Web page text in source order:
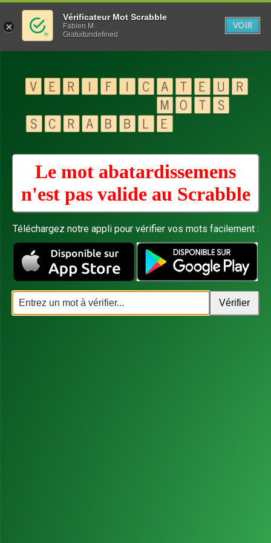
Le mot abatardissemens
n'est pas valide au Scrabble
Téléchargez notre appli pour vérifier vos mots facilement :
Vérificateur Mot Scrabble
Fabien M
Gratuitundefined
VOIR